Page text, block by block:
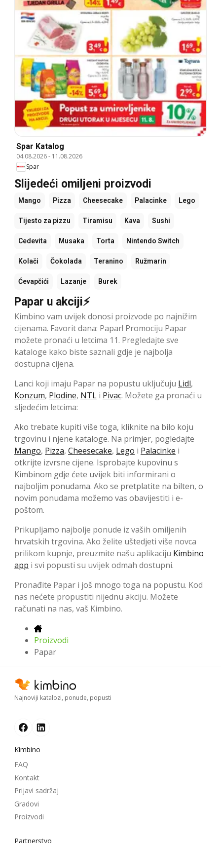
Spar Katalog
04.08.2026- 11.08.2026
Spar
Slijedeći omiljeni proizvodi
Mango Pizza Cheesecake Palacinke Lego
Tijesto za pizzu Tiramisu Kava Sushi
Cedevita Musaka Torta Nintendo Switch
Kolači Čokolada Teranino Ružmarin
Ćevapčići Lazanje Burek
Papar u akciji⚡
Kimbino vam uvijek donosi proizvode po najnižim
cijenama. Favorit dana: Papar! Promociju Papar
možete pronaći u letcima 11. Pregledajte sve
kataloge kako biste saznali gdje je najbolja
dostupna cijena.
Lanci koji imaju Papar na popustu uključuju Lidl,
Konzum, Plodine, NTL i Pivac. Možete ga pronaći u
sljedećim letcima:
Ako trebate kupiti više toga, kliknite na bilo koju
trgovinu i njene kataloge. Na primjer, pogledajte
Mango, Pizza, Cheesecake, Lego i Palacinke i
otkrijte izvrsne cijene. Isprobajte kupovinu s
Kimbinom gdje ćete uvijek biti informirani o
najboljim ponudama. Ako se pretplatite na bilten, o
novim ponudama možemo vas obavijestiti i e-
poštom.
Prikupljamo najbolje ponude iz vaših omiljenih
hrvatskih trgovina. Ako želite uštedjeti više novca
prilikom kupnje, preuzmite našu aplikaciju Kimbino
app i svi popusti su uvijek odmah dostupni.
Pronađite Papar i još mnogo toga na popustu. Kod
nas nećete propustiti nijednu akciju. Možete
računati na nas, vaš Kimbino.
Proizvodi
Papar
Najnoviji katalozi, ponude, popusti
Kimbino
FAQ
Kontakt
Prijavi sadržaj
Gradovi
Proizvodi
Partnerstvo